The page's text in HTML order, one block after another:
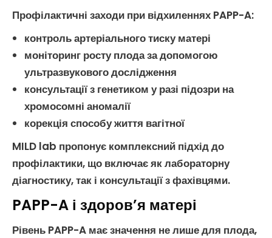
Профілактичні заходи при відхиленнях PAPP-A:
контроль артеріального тиску матері
моніторинг росту плода за допомогою
ультразвукового дослідження
консультації з генетиком у разі підозри на
хромосомні аномалії
корекція способу життя вагітної
MILD lab пропонує комплексний підхід до
профілактики, що включає яклабораторну
діагностику, так і консультації з фахівцями.
PAPP-A і здоров’я матері
Рівень PAPP-A має значення не лише для плода,